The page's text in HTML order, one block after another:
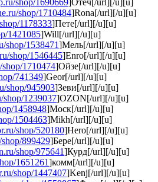
shop/1690669]Отеч[/url][/u][u]
shop/1710484]Rona[/url][/u][u]
1178333]Пете[/url][/u][u]
1421085]Will[/url][/u][u]
shop/1538471]Мель[/url][/u][u]
shop/1546445]Enro[/url][/u][u]
1710474]Ойзе[/url][/u][u]
741349]Geor[/url][/u][u]
shop/945903]Зеви[/url][/u][u]
shop/1239037]OZON[/url][/u][u]
1458948]Моск[/url][/u][u]
1504463]Mikh[/url][/u][u]
shop/520180]Hero[/url][/u][u]
899429]Бере[/url][/u][u]
shop/975641]Курд[/url][/u][u]
1651261]комм[/url][/u][u]
shop/1447407]Kenj[/url][/u][u]